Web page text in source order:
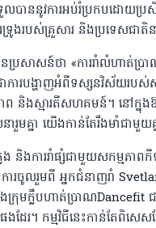
ាននូវការអប់រំប្រកបដោយប្រសិ
របស់គ្រួសារ និងប្រទេសជាតិ
ប្រសាសន៍ថា «ការរាំលំហាត់ប្រ
ាការបង្ហាញអំពីទស្សនវិស័យរបស់
ាព និងស្មារតីសហគមន៍។ នៅក្នុ
រួមគ្នា យើងកាន់តែរឹងមាំជាមួយគ្
ងការរាំផ្សំជាមួយសកម្មភាពកីឡ
រចូលរួមពី អ្នកជំនាញរាំ
ក្រុមក្លឹបហាត់ប្រាណDancefit
ងដែរ។ កម្មវិធីនេះកាន់តែពិស